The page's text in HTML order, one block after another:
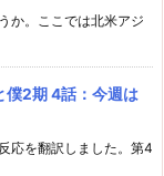
か。ここでは北米アジ
僕2期 4話：今週は
応を翻訳しました。第4